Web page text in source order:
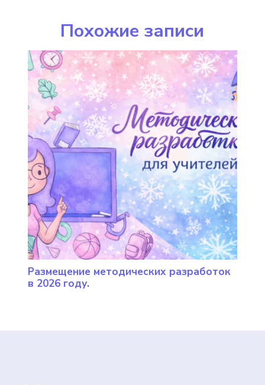
Похожие записи
Размещение методических разработок
в 2026 году.